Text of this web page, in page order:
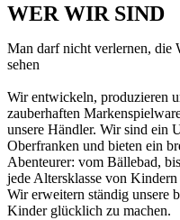
WER WIR SIND
Man darf nicht verlernen, die
sehen
Wir entwickeln, produzieren
zauberhaften
unsere Händler. Wir sind ein
Oberfranken und bieten ein
Abenteurer: vom Bällebad,
jede Altersklasse von
Wir erweitern ständig unsere
Kinder glücklich zu machen.